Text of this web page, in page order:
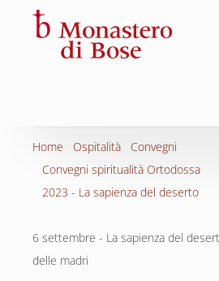
Home Ospitalità
Convegni
Convegni spiritualità Ortodossa
2023 - La sapienza del deserto
6 settembre - La sapienza del
delle madri